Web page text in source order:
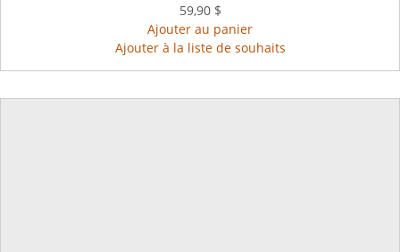
59,90 $
Ajouter au panier
Ajouter à la liste de souhaits